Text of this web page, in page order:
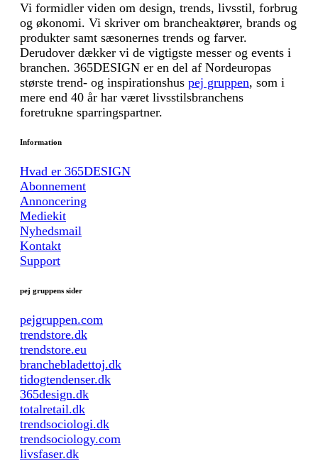
Vi formidler viden om design, trends, livsstil, forbrug
og økonomi. Vi skriver om brancheaktører, brands og
produkter samt sæsonernes trends og farver.
Derudover dækker vi de vigtigste messer og events i
branchen. 365DESIGN er en del af Nordeuropas
største trend- og inspirationshus pej gruppen, som i
mere end 40 år har været livsstilsbranchens
foretrukne sparringspartner.
Information
Hvad er 365DESIGN
Abonnement
Annoncering
Mediekit
Nyhedsmail
Kontakt
Support
pej gruppens sider
pejgruppen.com
trendstore.dk
trendstore.eu
branchebladettoj.dk
tidogtendenser.dk
365design.dk
totalretail.dk
trendsociologi.dk
trendsociology.com
livsfaser.dk